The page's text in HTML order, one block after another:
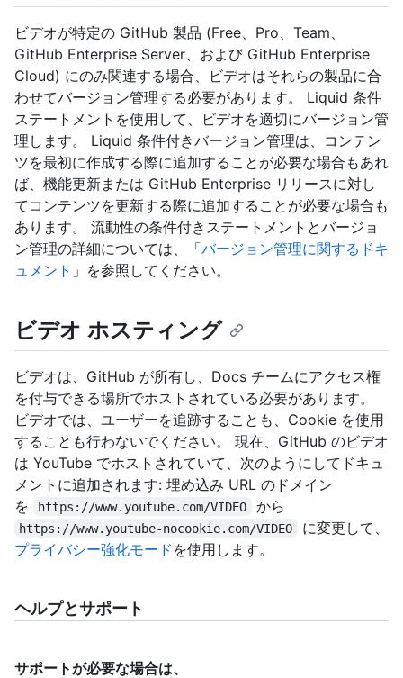
ビデオが特定の GitHub 製品 (Free、Pro、Team、
GitHub Enterprise Server、および GitHub Enterprise
Cloud) にのみ関連する場合、ビデオはそれらの製品に合
わせてバージョン管理する必要があります。 Liquid 条件
ステートメントを使用して、ビデオを適切にバージョン管
理します。 Liquid 条件付きバージョン管理は、コンテン
ツを最初に作成する際に追加することが必要な場合もあれ
ば、機能更新または GitHub Enterprise リリースに対し
てコンテンツを更新する際に追加することが必要な場合も
あります。 流動性の条件付きステートメントとバージョ
ン管理の詳細については、「バージョン管理に関するドキ
ュメント 」を参照してください。
ビデオ ホスティング
ビデオは、GitHub が所有し、Docs チームにアクセス権
を付与できる場所でホストされている必要があります。
ビデオでは、ユーザーを追跡することも、Cookie を使用
することも行わないでください。 現在、GitHub のビデオ
は YouTube でホストされていて、次のようにしてドキュ
メントに追加されます: 埋め込み URL のドメイン
を
https://www.youtube.com/VIDEO から
https://www.youtube-nocookie.com/VIDEO
に変更して、
プライバシー強化モード を使用します。
ヘルプとサポート
サポートが必要な場合は、